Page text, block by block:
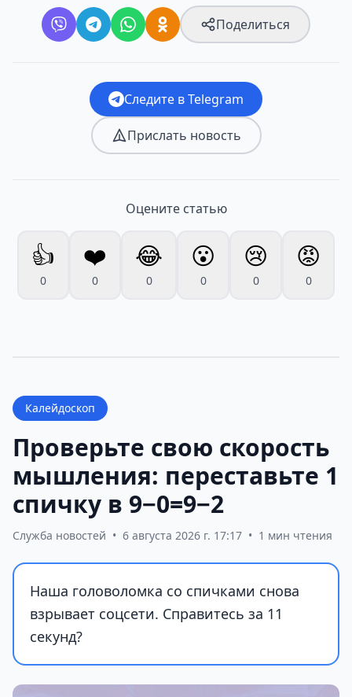
Поделиться
Следите в Telegram
Прислать новость
Оцените статью
👍
0
❤️
0
😂
0
😮
0
😢
0
😡
0
Калейдоскоп
Проверьте свою скорость
мышления: переставьте 1
спичку в 9−0=9−2
Служба новостей • 6 августа 2026 г. 17:17 • 1 мин чтения
Наша головоломка со спичками снова
взрывает соцсети. Справитесь за 11
секунд?